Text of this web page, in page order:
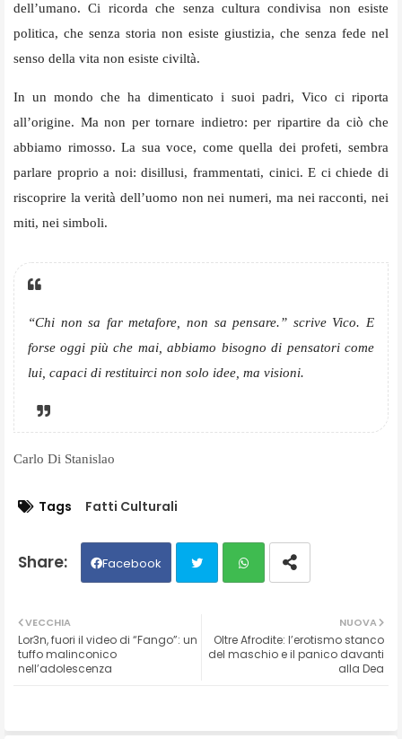
dell’umano. Ci ricorda che senza cultura condivisa non esiste
politica, che senza storia non esiste giustizia, che senza fede nel
senso della vita non esiste civiltà.
In un mondo che ha dimenticato i suoi padri, Vico ci riporta
all’origine. Ma non per tornare indietro: per ripartire da ciò che
abbiamo rimosso. La sua voce, come quella dei profeti, sembra
parlare proprio a noi: disillusi, frammentati, cinici. E ci chiede di
riscoprire la verità dell’uomo non nei numeri, ma nei racconti, nei
miti, nei simboli.
“Chi non sa far metafore, non sa pensare.” scrive Vico. E
forse oggi più che mai, abbiamo bisogno di pensatori come
lui, capaci di restituirci non solo idee, ma visioni.
Carlo Di Stanislao
Tags Fatti Culturali
Facebook
ter ats
NUOVA
Oltre Afrodite: l’erotismo stanco
del maschio e il panico davanti
alla Dea
VECCHIA
Lor3n, fuori il video di “Fango”: un
tuffo malinconico
nell’adolescenza